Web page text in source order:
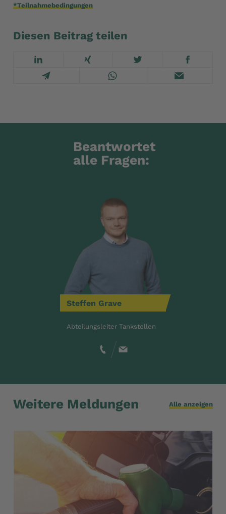
*Teilnahmebedingungen
Diesen Beitrag teilen
Beantwortet
alle Fragen:
Steffen Grave
Abteilungsleiter Tankstellen
Weitere Meldungen Alle anzeigen